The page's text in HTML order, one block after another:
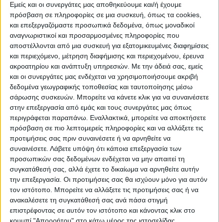
Εμείς και οι συνεργάτες μας αποθηκεύουμε και/ή έχουμε
πρόσβαση σε πληροφορίες σε μια συσκευή, όπως τα cookies,
και επεξεργαζόμαστε προσωπικά δεδομένα, όπως μοναδικοί
αναγνωριστικοί και προσαρμοσμένες πληροφορίες που
αποστέλλονται από μια συσκευή για εξατομικευμένες διαφημίσεις
και περιεχόμενο, μέτρηση διαφήμισης και περιεχομένου, έρευνα
ακροατηρίου και ανάπτυξη υπηρεσιών. Με την άδειά σας, εμείς
και οι συνεργάτες μας ενδέχεται να χρησιμοποιήσουμε ακριβή
δεδομένα γεωγραφικής τοποθεσίας και ταυτοποίησης μέσω
σάρωσης συσκευών. Μπορείτε να κάνετε κλικ για να συναινέσετε
στην επεξεργασία από εμάς και τους συνεργάτες μας όπως
περιγράφεται παραπάνω. Εναλλακτικά, μπορείτε να αποκτήσετε
πρόσβαση σε πιο λεπτομερείς πληροφορίες και να αλλάξετε τις
προτιμήσεις σας πριν συναινέσετε ή να αρνηθείτε να
συναινέσετε. Λάβετε υπόψη ότι κάποια επεξεργασία των
προσωπικών σας δεδομένων ενδέχεται να μην απαιτεί τη
συγκατάθεσή σας, αλλά έχετε το δικαίωμα να αρνηθείτε αυτήν
την επεξεργασία. Οι προτιμήσεις σας θα ισχύουν μόνο για αυτόν
τον ιστότοπο. Μπορείτε να αλλάξετε τις προτιμήσεις σας ή να
ανακαλέσετε τη συγκατάθεσή σας ανά πάσα στιγμή
επιστρέφοντας σε αυτόν τον ιστότοπο και κάνοντας κλικ στο
Σημαντική φθορά έχει υποστεί τμήμα του
ποδηλατοδρόμου στην οδό Υψηλάντου, λίγο πριν τη
διασταύρωση με την Θετταλών. Όπως φαίνεται και
στη φωτογραφία πρόκειται για τμήμα του...
1 Αυγούστου 2026, 9:23 πμ
Γεμίζουν τα ορεινά χωριά